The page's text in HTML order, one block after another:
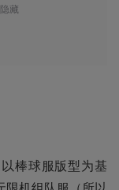
藏
棒球服版型为基